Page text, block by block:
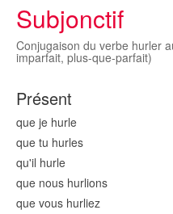
Subjonctif
Conjugaison du verbe hurler
imparfait, plus-que-parfait)
Présent
que je hurle
que tu hurles
qu'il hurle
que nous hurlions
que vous hurliez